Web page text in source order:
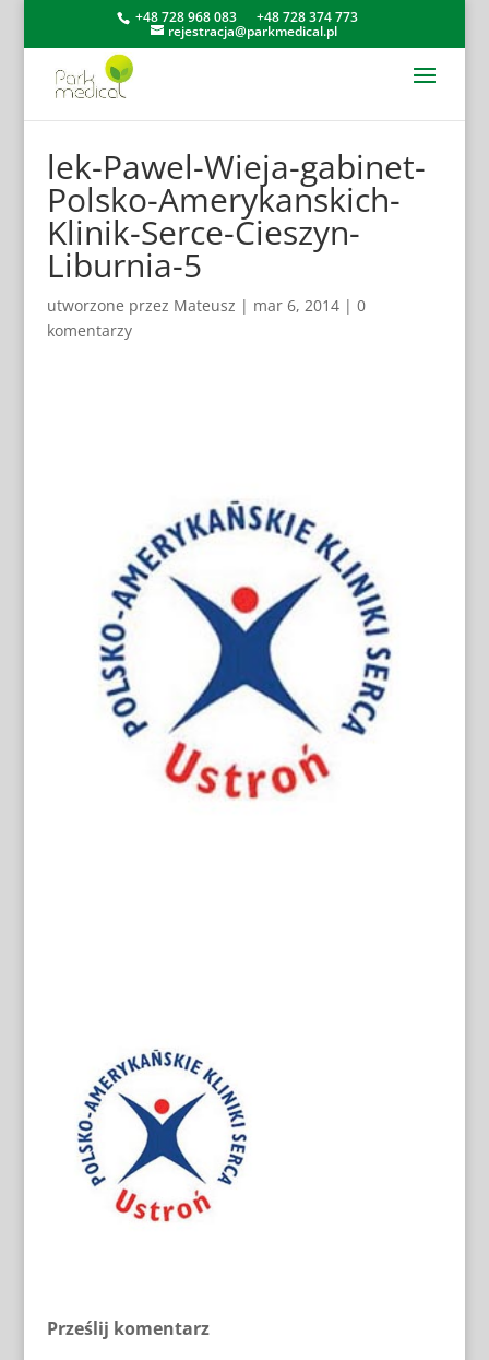
+48 728 968 083 +48 728 374 773
rejestracja@parkmedical.pl
lek-Pawel-Wieja-gabinet-
Polsko-Amerykanskich-
Klinik-Serce-Cieszyn-
Liburnia-5
utworzone przez Mateusz | mar 6, 2014| 0
komentarzy
Prześlij komentarz